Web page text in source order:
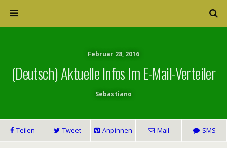
Februar 28, 2016
(Deutsch) Aktuelle Infos Im E-Mail-Verteiler
Sebastiano
Teilen Tweet Anpinnen Mail SMS